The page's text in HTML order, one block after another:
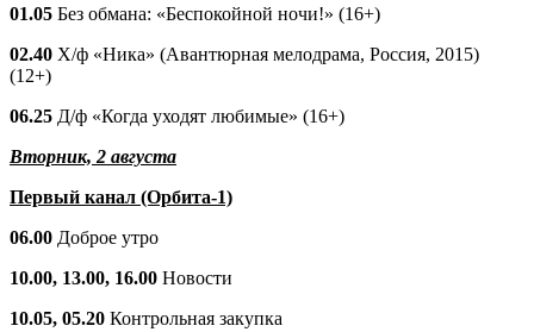
01.05 Без обмана: «Беспокойной ночи!» (16+)
02.40 Х/ф «Ника» (Авантюрная мелодрама, Россия, 2015)
(12+)
06.25 Д/ф «Когда уходят любимые» (16+)
Вторник, 2 августа
Первый канал (Орбита-1)
06.00 Доброе утро
10.00, 13.00, 16.00 Новости
10.05, 05.20 Контрольная закупка